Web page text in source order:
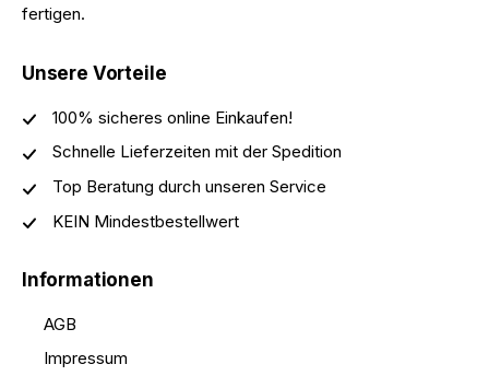
fertigen.
Unsere Vorteile
100% sicheres online Einkaufen!
Schnelle Lieferzeiten mit der Spedition
Top Beratung durch unseren Service
KEIN Mindestbestellwert
Informationen
AGB
Impressum